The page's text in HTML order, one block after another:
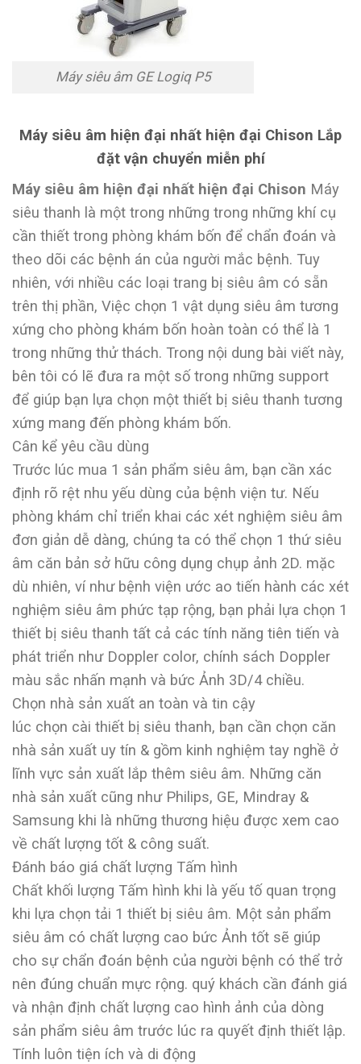
Máy siêu âm GE Logiq P5
Máy siêu âm hiện đại nhất hiện đại Chison Lắp
đặt vận chuyển miễn phí
Máy siêu âm hiện đại nhất hiện đại Chison Máy
siêu thanh là một trong những trong những khí cụ
cần thiết trong phòng khám bốn để chẩn đoán và
theo dõi các bệnh án của người mắc bệnh. Tuy
nhiên, với nhiều các loại trang bị siêu âm có sẵn
trên thị phần, Việc chọn 1 vật dụng siêu âm tương
xứng cho phòng khám bốn hoàn toàn có thể là 1
trong những thử thách. Trong nội dung bài viết này,
bên tôi có lẽ đưa ra một số trong những support
để giúp bạn lựa chọn một thiết bị siêu thanh tương
xứng mang đến phòng khám bốn.
Cân kể yêu cầu dùng
Trước lúc mua 1 sản phẩm siêu âm, bạn cần xác
định rõ rệt nhu yếu dùng của bệnh viện tư. Nếu
phòng khám chỉ triển khai các xét nghiệm siêu âm
đơn giản dễ dàng, chúng ta có thể chọn 1 thứ siêu
âm căn bản sở hữu công dụng chụp ảnh 2D. mặc
dù nhiên, ví như bệnh viện ước ao tiến hành các xét
nghiệm siêu âm phức tạp rộng, bạn phải lựa chọn 1
thiết bị siêu thanh tất cả các tính năng tiên tiến và
phát triển như Doppler color, chính sách Doppler
màu sắc nhấn mạnh và bức Ảnh 3D/4 chiều.
Chọn nhà sản xuất an toàn và tin cậy
lúc chọn cài thiết bị siêu thanh, bạn cần chọn căn
nhà sản xuất uy tín & gồm kinh nghiệm tay nghề ở
lĩnh vực sản xuất lắp thêm siêu âm. Những căn
nhà sản xuất cũng như Philips, GE, Mindray &
Samsung khi là những thương hiệu được xem cao
về chất lượng tốt & công suất.
Đánh báo giá chất lượng Tấm hình
Chất khối lượng Tấm hình khi là yếu tố quan trọng
khi lựa chọn tải 1 thiết bị siêu âm. Một sản phẩm
siêu âm có chất lượng cao bức Ảnh tốt sẽ giúp
cho sự chẩn đoán bệnh của người bệnh có thể trở
nên đúng chuẩn mực rộng. quý khách cần đánh giá
và nhận định chất lượng cao hình ảnh của dòng
sản phẩm siêu âm trước lúc ra quyết định thiết lập.
Tính luôn tiện ích và di động